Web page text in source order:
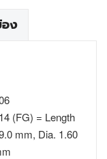
อง
(FG) = Length
mm, Dia. 1.60